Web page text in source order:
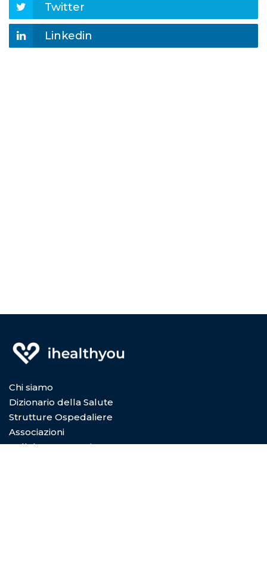
Twitter
Linkedin
Chi siamo
Dizionario della Salute
Strutture Ospedaliere
Associazioni
Collabora con Noi